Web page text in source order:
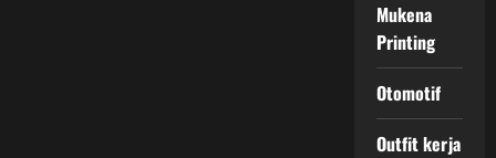
Mukena
Printing
Otomotif
Outfit kerja